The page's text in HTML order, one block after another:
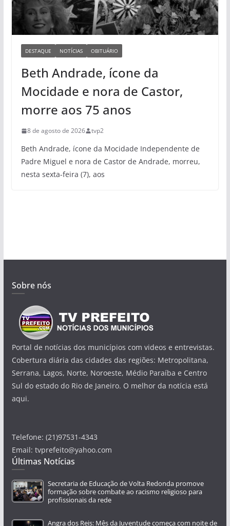
DESTAQUE NOTÍCIAS OBITUÁRIO
Beth Andrade, ícone da
Mocidade e nora de Castor,
morre aos 75 anos
8 de agosto de 2026 tvp2
Beth Andrade, ícone da Mocidade Independente de
Padre Miguel e nora de Castor de Andrade, morreu,
nesta sexta-feira (7), aos
Sobre nós
Portal de notícias dos municípios com videos e entrevistas.
Cobertura diária das cidades das regiões: Metropolitana,
Serrana, Lagos, Norte, Noroeste, Médio Paraíba e Centro
Sul do estado do Rio de Janeiro. O melhor da notícia está
aqui.
Telefone: (21)97531-4343
Email: tvprefeito@yahoo.com
Últimas Notícias
Secretaria de Educação de Volta Redonda promove
formação sobre combate ao racismo religioso para
profissionais da rede
Angra dos Reis: Mês da Juventude começa com noite de